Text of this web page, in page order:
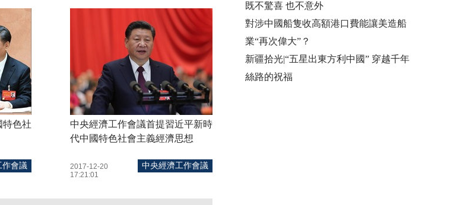
特色社
作會議
中央經濟工作會議首提習近平新時
代中國特色社會主義經濟思想
中央經濟工作會議
2017-12-20
17:21:01
既不驚喜 也不意外
對涉中國船隻收高額港口費能讓美造船
業“再次偉大”？
新疆拾光|“五星出東方利中國” 穿越千年
絲路的祝福